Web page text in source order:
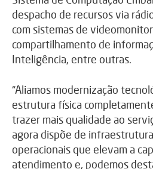
despacho de recursos via
com sistemas de
compartilhamento de
Inteligência, entre outras.
“Aliamos modernização
estrutura física
trazer mais qualidade ao
agora dispõe de
operacionais que elevam a
atendimento e, podemos